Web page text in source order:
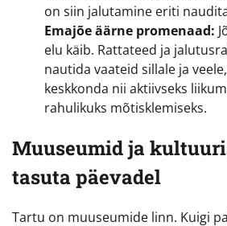
on siin jalutamine eriti
Emajõe äärne promenaad:
elu käib. Rattateed ja
nautida vaateid sillale ja
keskkonda nii aktiivseks
rahulikuks mõtisklemiseks.
Muuseumid ja
tasuta päevadel
Tartu on muuseumide linn. Kuigi